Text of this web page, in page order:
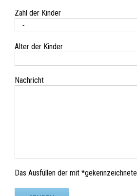
Zahl der Kinder
Alter der Kinder
Nachricht
Das Ausfüllen der mit